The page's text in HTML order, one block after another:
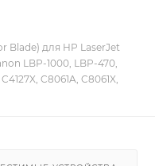
Blade) для HP LaserJet
LBP-1000, LBP-470,
C8061A, C8061X,